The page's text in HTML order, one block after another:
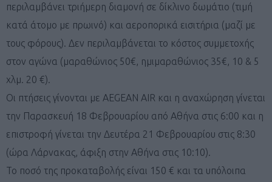
περιλαμβάνει τριήμερη διαμονή σε δίκλινο δωμάτιο (τιμή
κατά άτομο με πρωινό) και αεροπορικά εισιτήρια (μαζί με
τους φόρους). Δεν περιλαμβάνεται το κόστος συμμετοχής
στον αγώνα (μαραθώνιος 50€, ημιμαραθώνιος 35€, 10 & 5
χλμ. 20 €).
Οι πτήσεις γίνονται με AEGEAN AIR και η αναχώρηση γίνεται
την Παρασκευή 18 Φεβρουαρίου από Αθήνα στις 6:00 και η
επιστροφή γίνεται την Δευτέρα 21 Φεβρουαρίου στις 8:30
(ώρα Λάρνακας, άφιξη στην Αθήνα στις 10:10).
Το ποσό της προκαταβολής είναι 150 € και τα υπόλοιπα